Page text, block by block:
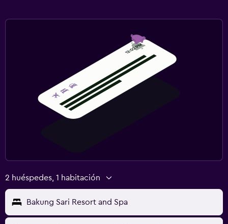
2 huéspedes, 1 habitación
Bakung Sari Resort and Spa